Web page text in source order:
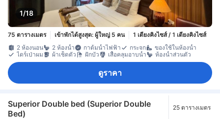
1/18
75 ตารางเมตร เข้าพักได้สูงสุด: ผู้ใหญ่ 5 คน
1 เตียงคิงไซส์ / 1 เตียงคิงไซส์
2 ห้องนอน
2 ห้องน้ำ กาต้มน้ำไฟฟ้า กระจก
ของใช้ในห้องน้ำ
ไดร์เป่าผม
ผ้าเช็ดตัว ฝักบัว เสื้อคลุมอาบน้ำ ห้องน้ำส่วนตัว
ดูราคา
Superior Double bed (Superior Double
Bed)
25 ตารางเมตร